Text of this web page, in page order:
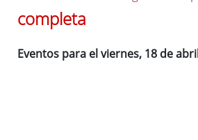
completa
Eventos para el viernes, 18 de